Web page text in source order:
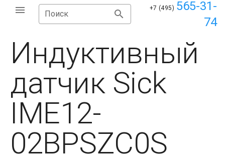
Поиск
+7 (495) 565-31-
74
Индуктивный
датчик Sick
IME12-
02BPSZC0S